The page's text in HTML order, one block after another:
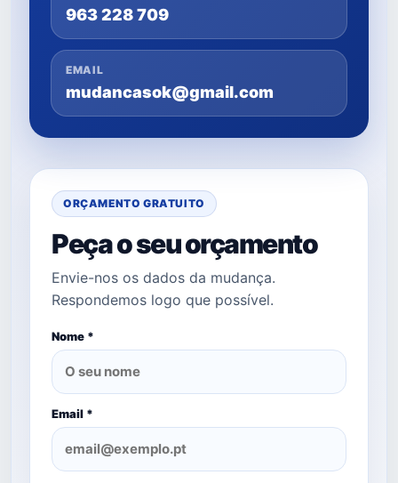
963 228 709
EMAIL
mudancasok@gmail.com
ORÇAMENTO GRATUITO
Peça o seu orçamento
Envie-nos os dados da mudança.
Respondemos logo que possível.
Nome *
Email *